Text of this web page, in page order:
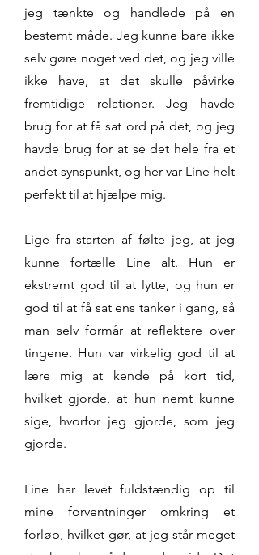
jeg tænkte og handlede på en
bestemt måde. Jeg kunne bare ikke
selv gøre noget ved det, og jeg ville
ikke have, at det skulle påvirke
fremtidige relationer. Jeg havde
brug for at få sat ord på det, og jeg
havde brug for at se det hele fra et
andet synspunkt, og her var Line helt
perfekt til at hjælpe mig.
Lige fra starten af følte jeg, at jeg
kunne fortælle Line alt. Hun er
ekstremt god til at lytte, og hun er
god til at få sat ens tanker i gang, så
man selv formår at reflektere over
tingene. Hun var virkelig god til at
lære mig at kende på kort tid,
hvilket gjorde, at hun nemt kunne
sige, hvorfor jeg gjorde, som jeg
gjorde.
Line har levet fuldstændig op til
mine forventninger omkring et
forløb, hvilket gør, at jeg står meget